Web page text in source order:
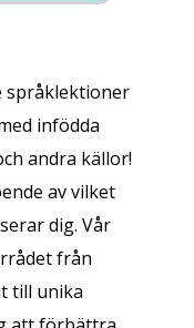
språklektioner
infödda
andra källor!
av vilket
dig. Vår
från
till unika